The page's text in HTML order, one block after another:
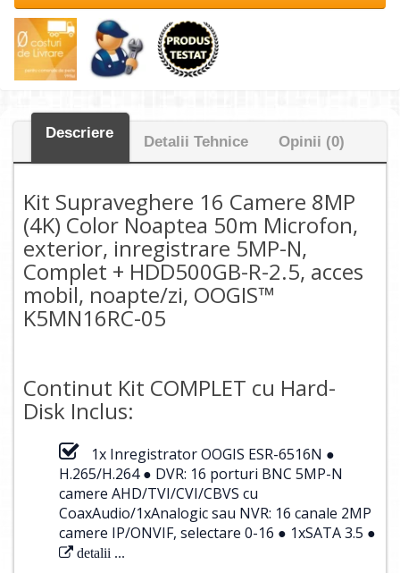
Descriere
Detalii Tehnice Opinii (0)
Kit Supraveghere 16 Camere 8MP
(4K) Color Noaptea 50m Microfon,
exterior, inregistrare 5MP-N,
Complet + HDD500GB-R-2.5, acces
mobil, noapte/zi, OOGIS™
K5MN16RC-05
Continut Kit COMPLET cu Hard-
Disk Inclus:
1x Inregistrator OOGIS ESR-6516N ●
H.265/H.264 ● DVR: 16 porturi BNC 5MP-N
camere AHD/TVI/CVI/CBVS cu
CoaxAudio/1xAnalogic sau NVR: 16 canale 2MP
camere IP/ONVIF, selectare 0-16 ● 1xSATA 3.5 ●
detalii ...